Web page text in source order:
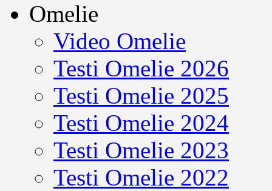
Omelie
Video Omelie
Testi Omelie 2026
Testi Omelie 2025
Testi Omelie 2024
Testi Omelie 2023
Testi Omelie 2022